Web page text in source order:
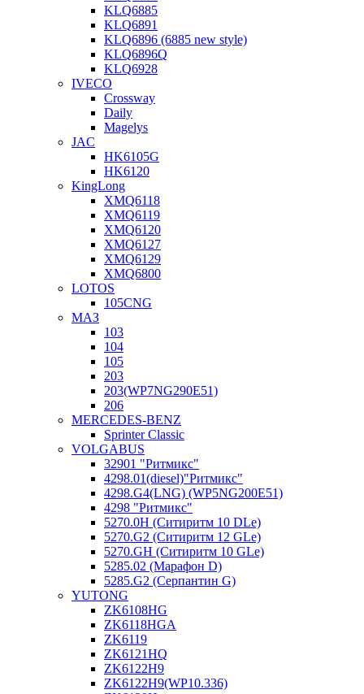
KLQ6885
KLQ6891
KLQ6896 (6885 new style)
KLQ6896Q
KLQ6928
IVECO
Crossway
Daily
Magelys
JAC
HK6105G
HK6120
KingLong
XMQ6118
XMQ6119
XMQ6120
XMQ6127
XMQ6129
XMQ6800
LOTOS
105CNG
МАЗ
103
104
105
203
203(WP7NG290E51)
206
MERCEDES-BENZ
Sprinter Classic
VOLGABUS
32901 "Ритмикc"
4298.01(diesel)"Ритмикс"
4298.G4(LNG) (WP5NG200E51)
4298 "Ритмикс"
5270.0H (Ситиритм 10 DLe)
5270.G2 (Ситиритм 12 GLe)
5270.GH (Ситиритм 10 GLe)
5285.02 (Марафон D)
5285.G2 (Серпантин G)
YUTONG
ZK6108HG
ZK6118HGA
ZK6119
ZK6121HQ
ZK6122H9
ZK6122H9(WP10.336)